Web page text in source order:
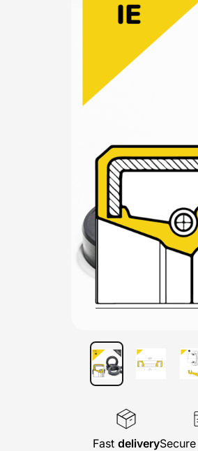
Fast deliverySecure